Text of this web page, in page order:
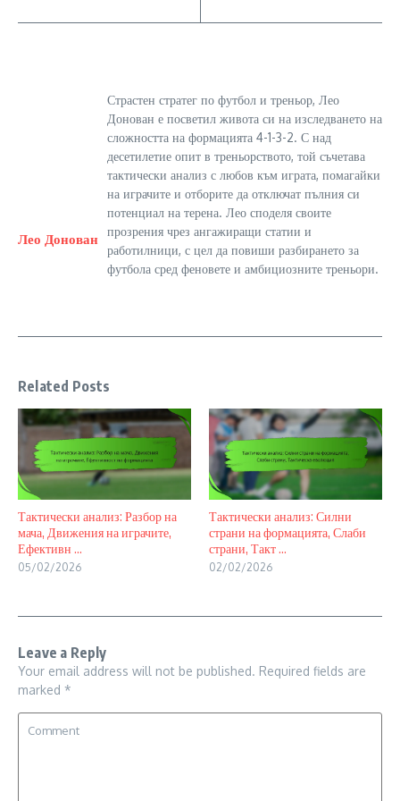
Лео Донован
Страстен стратег по футбол и треньор, Лео
Донован е посветил живота си на изследването на
сложността на формацията 4-1-3-2. С над
десетилетие опит в треньорството, той съчетава
тактически анализ с любов към играта, помагайки
на играчите и отборите да отключат пълния си
потенциал на терена. Лео споделя своите
прозрения чрез ангажиращи статии и
работилници, с цел да повиши разбирането за
футбола сред феновете и амбициозните треньори.
Related Posts
Тактически анализ: Разбор на
мача, Движения на играчите,
Ефективн ...
05/02/2026
Тактически анализ: Силни
страни на формацията, Слаби
страни, Такт ...
02/02/2026
Leave a Reply
Your email address will not be published. Required fields are
marked *